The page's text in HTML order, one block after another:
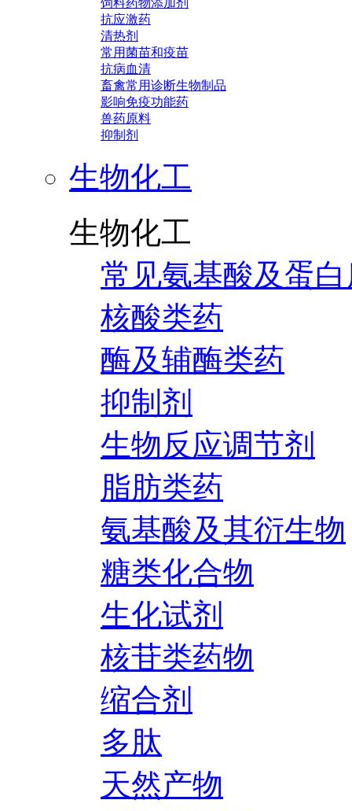
饲料药物添加剂
抗应激药
清热剂
常用菌苗和疫苗
抗病血清
畜禽常用诊断生物制品
影响免疫功能药
兽药原料
抑制剂
生物化工
生物化工
常见氨基酸及蛋
核酸类药
酶及辅酶类药
抑制剂
生物反应调节剂
脂肪类药
氨基酸及其衍生物
糖类化合物
生化试剂
核苷类药物
缩合剂
多肽
天然产物